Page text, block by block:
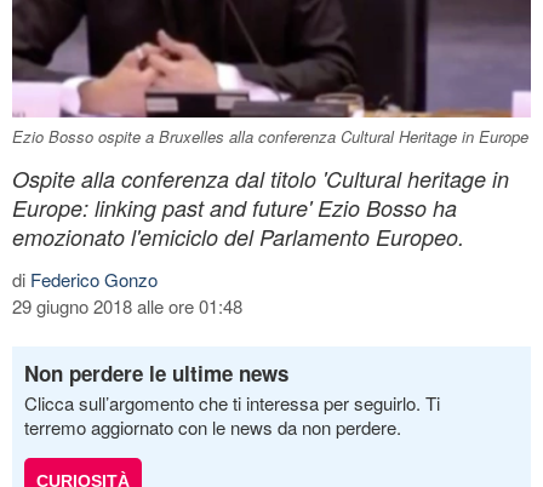
Ezio Bosso ospite a Bruxelles alla conferenza Cultural Heritage in Europe
Ospite alla conferenza dal titolo 'Cultural heritage in
Europe: linking past and future' Ezio Bosso ha
emozionato l'emiciclo del Parlamento Europeo.
di Federico Gonzo
29 giugno 2018 alle ore 01:48
Non perdere le ultime news
Clicca sull’argomento che ti interessa per seguirlo. Ti
terremo aggiornato con le news da non perdere.
CURIOSITÀ